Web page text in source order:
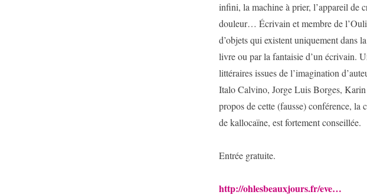
infini, la machine à prier, l’appareil de
douleur… Écrivain et membre de
d’objets qui existent uniquement dans
livre ou par la fantaisie d’un écrivain.
littéraires issues de l’imagination
Italo Calvino, Jorge Luis Borges,
propos de cette (fausse) conférence,
de kallocaïne, est fortement conseillée.
Entrée gratuite.
http://ohlesbeauxjours.fr/eve…